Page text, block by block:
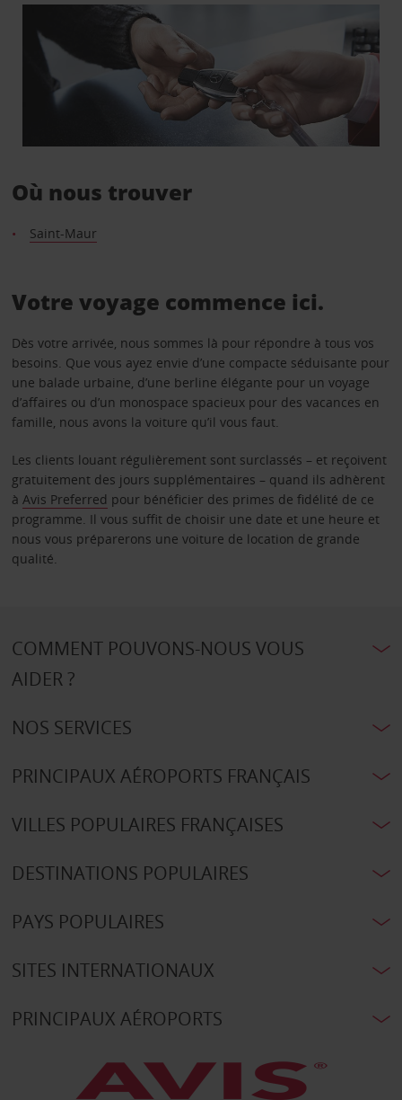
Où nous trouver
Saint-Maur
Votre voyage commence ici.
Dès votre arrivée, nous sommes là pour répondre à tous vos
besoins. Que vous ayez envie d’une compacte séduisante pour
une balade urbaine, d’une berline élégante pour un voyage
d’affaires ou d’un monospace spacieux pour des vacances en
famille, nous avons la voiture qu’il vous faut.
Les clients louant régulièrement sont surclassés – et reçoivent
gratuitement des jours supplémentaires – quand ils adhèrent
à Avis Preferred pour bénéficier des primes de fidélité de ce
programme. Il vous suffit de choisir une date et une heure et
nous vous préparerons une voiture de location de grande
qualité.
COMMENT POUVONS-NOUS VOUS
AIDER ?
NOS SERVICES
PRINCIPAUX AÉROPORTS FRANÇAIS
VILLES POPULAIRES FRANÇAISES
DESTINATIONS POPULAIRES
PAYS POPULAIRES
SITES INTERNATIONAUX
PRINCIPAUX AÉROPORTS